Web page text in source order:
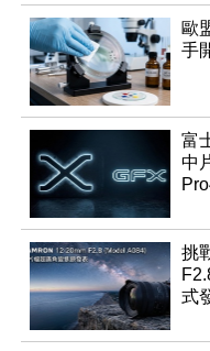
週年
歐
手
富
中
挑
式